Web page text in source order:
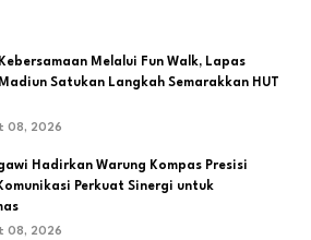
Melalui Fun Walk, Lapas
Satukan Langkah Semarakkan HUT
08, 2026
Hadirkan Warung Kompas Presisi
Perkuat Sinergi untuk
08, 2026